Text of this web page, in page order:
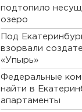
подтопило
озеро
Под
взорвали
«Упырь»
Федеральные
найти в
апартаменты